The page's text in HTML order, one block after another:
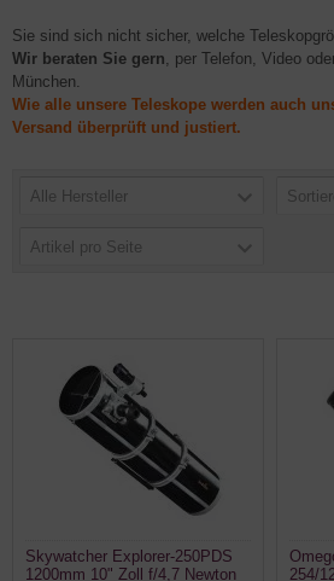
Sie sind sich nicht sicher, welche
Wir beraten Sie gern, per Telefon, Video
München.
Wie alle unsere Teleskope werden auch
Versand überprüft und justiert.
Alle Hersteller
Artikel pro Seite
Skywatcher Explorer-250PDS
1200mm 10" Zoll f/4,7 Newton
254/